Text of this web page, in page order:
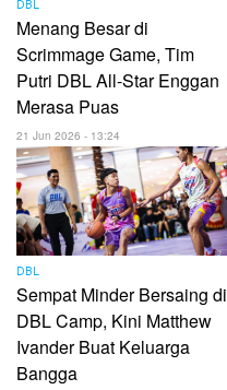
DBL
Menang Besar di
Scrimmage Game, Tim
Putri DBL All-Star Enggan
Merasa Puas
21 Jun 2026 - 13:24
DBL
Sempat Minder Bersaing di
DBL Camp, Kini Matthew
Ivander Buat Keluarga
Bangga